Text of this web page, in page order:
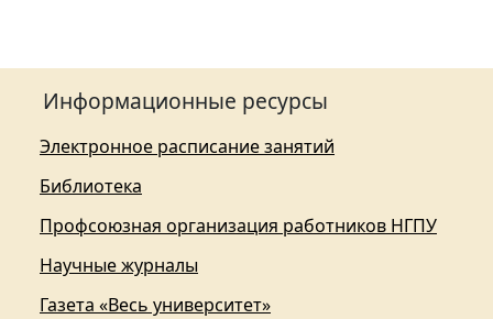
Информационные ресурсы
Электронное расписание занятий
Библиотека
Профсоюзная организация работников НГПУ
Научные журналы
Газета «Весь университет»